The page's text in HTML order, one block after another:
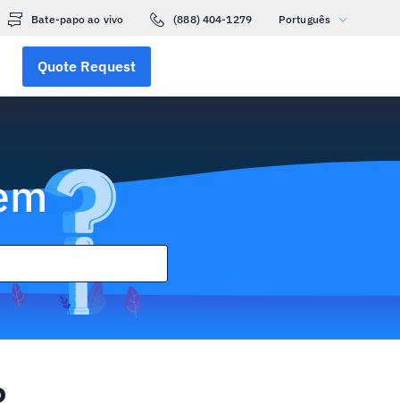
Bate-papo ao vivo (888) 404-1279 Português
Quote Request